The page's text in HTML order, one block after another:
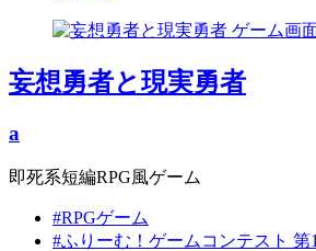
妄想勇者と現実勇者
a
即死系短編RPG風ゲーム
#RPGゲーム
#ふりーむ！ゲームコンテスト 第